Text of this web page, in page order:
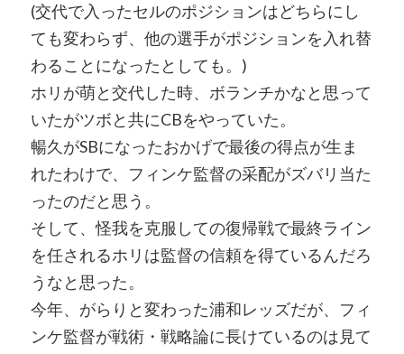
(交代で入ったセルのポジションはどちらにし
ても変わらず、他の選手がポジションを入れ替
わることになったとしても。)
ホリが萌と交代した時、ボランチかなと思って
いたがツボと共にCBをやっていた。
暢久がSBになったおかげで最後の得点が生ま
れたわけで、フィンケ監督の采配がズバリ当た
ったのだと思う。
そして、怪我を克服しての復帰戦で最終ライン
を任されるホリは監督の信頼を得ているんだろ
うなと思った。
今年、がらりと変わった浦和レッズだが、フィ
ンケ監督が戦術・戦略論に長けているのは見て